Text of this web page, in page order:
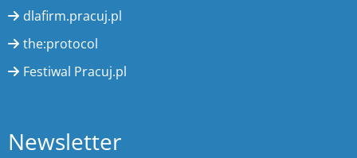
dlafirm.pracuj.pl
the:protocol
Festiwal Pracuj.pl
Newsletter